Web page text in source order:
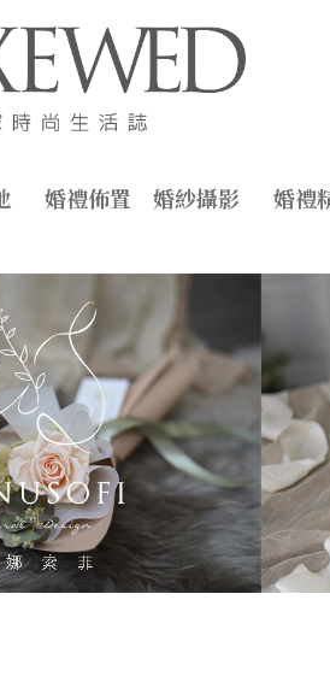
婚禮佈置 婚紗攝影 婚禮